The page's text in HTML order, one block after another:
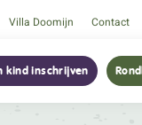
Villa Doomijn Contact
kind inschrijven